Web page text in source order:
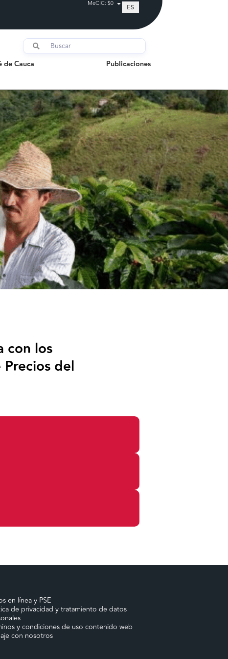
MeCIC: $0 ES
de Cauca Publicaciones
Publicaciones
con los
del
en línea y PSE
de privacidad y tratamiento de datos
y condiciones de uso contenido web
con nosotros